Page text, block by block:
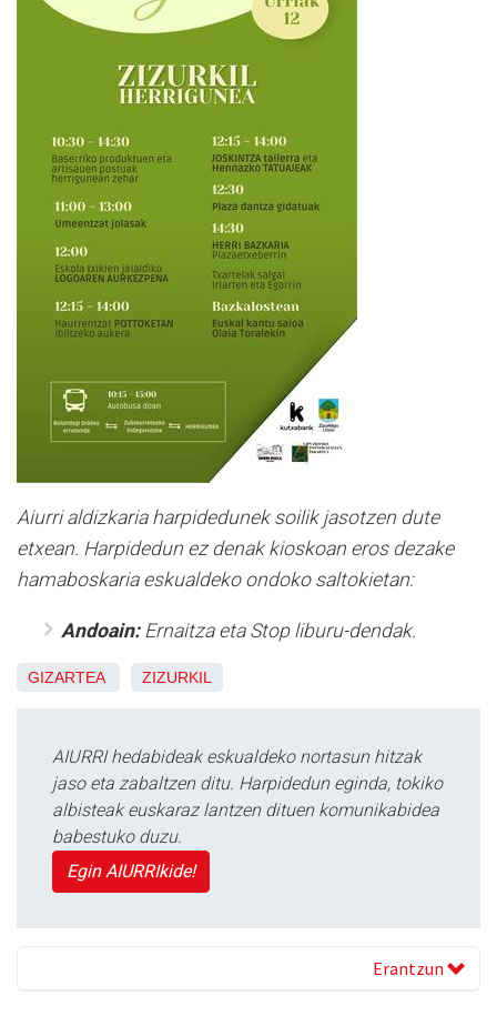
Aiurri aldizkaria harpidedunek soilik jasotzen dute
etxean. Harpidedun ez denak kioskoan eros dezake
hamaboskaria eskualdeko ondoko saltokietan:
Andoain: Ernaitza eta Stop liburu-dendak.
GIZARTEA ZIZURKIL
AIURRI hedabideak eskualdeko nortasun hitzak
jaso eta zabaltzen ditu. Harpidedun eginda, tokiko
albisteak euskaraz lantzen dituen komunikabidea
babestuko duzu.
Egin AIURRIkide!
Erantzun